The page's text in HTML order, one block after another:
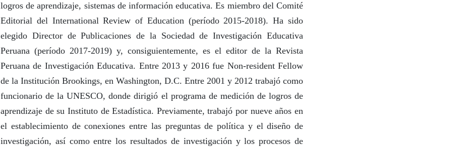
logros de aprendizaje, sistemas de información educativa. Es miembro del Comité
Editorial del International Review of Education (período 2015-2018). Ha sido
elegido Director de Publicaciones de la Sociedad de Investigación Educativa
Peruana (período 2017-2019) y, consiguientemente, es el editor de la Revista
Peruana de Investigación Educativa. Entre 2013 y 2016 fue Non-resident Fellow
de la Institución Brookings, en Washington, D.C. Entre 2001 y 2012 trabajó como
funcionario de la UNESCO, donde dirigió el programa de medición de logros de
aprendizaje de su Instituto de Estadística. Previamente, trabajó por nueve años en
el establecimiento de conexiones entre las preguntas de política y el diseño de
investigación, así como entre los resultados de investigación y los procesos de